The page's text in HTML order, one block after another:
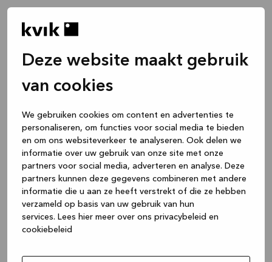
Deze website maakt gebruik
van cookies
We gebruiken cookies om content en advertenties te
personaliseren, om functies voor social media te bieden
en om ons websiteverkeer te analyseren. Ook delen we
informatie over uw gebruik van onze site met onze
partners voor social media, adverteren en analyse. Deze
partners kunnen deze gegevens combineren met andere
informatie die u aan ze heeft verstrekt of die ze hebben
verzameld op basis van uw gebruik van hun
services. Lees hier meer over ons privacybeleid en
cookiebeleid